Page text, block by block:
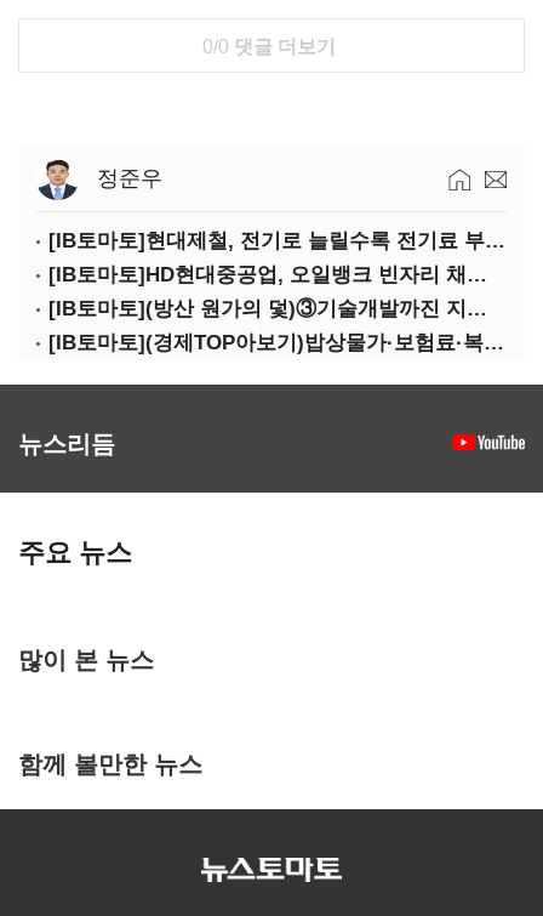
0/0 댓글 더보기
정준우
[IB토마토]현대제철, 전기로 늘릴수록 전기료 부담…저탄소 전환의 역설
[IB토마토]HD현대중공업, 오일뱅크 빈자리 채웠다…그룹 배당 핵심축 부상
[IB토마토](방산 원가의 덫)③기술개발까진 지원…수출은 각자도생
[IB토마토](경제TOP아보기)밥상물가·보험료·복구비…장마가 내미는 청구서
뉴스리듬
주요 뉴스
많이 본 뉴스
함께 볼만한 뉴스